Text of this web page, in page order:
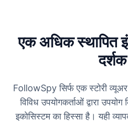
एक अधिक स्थापित
दर्शक
FollowSpy सिर्फ एक स्टोरी
विविध उपयोगकर्ताओं द्वारा
इकोसिस्टम का हिस्सा है। यही